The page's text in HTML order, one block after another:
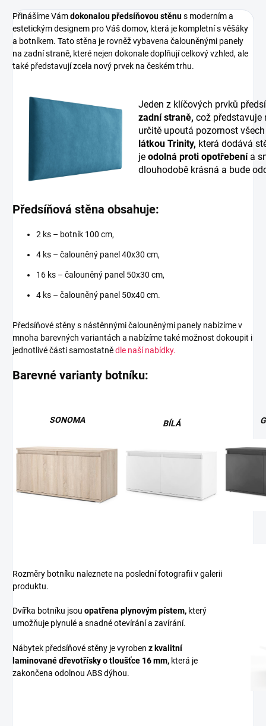
Přinášíme Vámdokonalou předsíňovou stěnus moderním a
estetickým designem pro Váš domov, která je kompletní s věšáky
a botníkem. Tato stěna je rovněž vybavena čalouněnými panely
na zadní straně, které nejen dokonale doplňují celkový vzhled, ale
také představují zcela nový prvek na českém trhu.
Jeden z klíčových prvků
zadní straně, což
určitě upoutá pozornost
látkou Trinity, která dodává
je odolná proti opotřebenía
dlouhodobě krásná a bude
Předsíňová stěna obsahuje:
2 ks – botník 100 cm,
4 ks – čalouněný panel 40x30 cm,
16 ks – čalouněný panel 50x30 cm,
4 ks – čalouněný panel 50x40 cm.
Předsíňové stěny s nástěnnými čalouněnými panely nabízíme v
mnoha barevných variantách a nabízíme také možnost dokoupit i
jednotlivé části samostatnědle naší nabídky.
Barevné varianty botníku:
SONOMA BÍLÁ
Rozměry botníku naleznete na poslední fotografii v galerii
produktu.
Dvířka botníku jsou opatřena plynovým pístem, který
umožňuje plynulé a snadné otevírání a zavírání.
Nábytek předsíňové stěny je vyroben z kvalitní
laminované dřevotřískyo tloušťce 16 mm, která je
zakončena odolnou ABS dýhou.